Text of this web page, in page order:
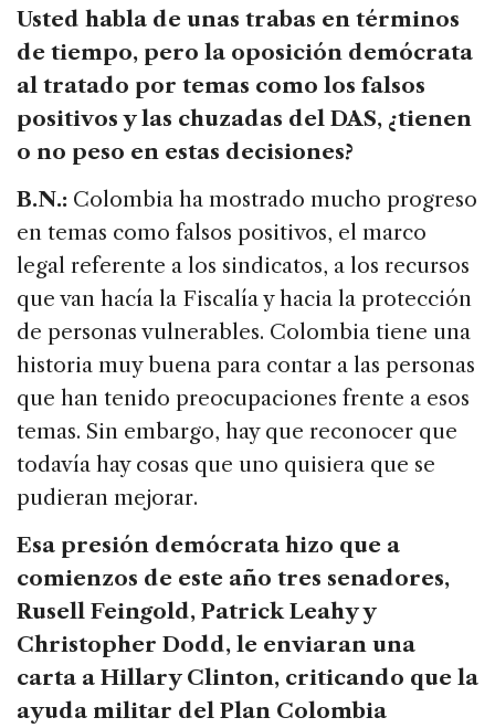
Usted habla de unas trabas en términos
de tiempo, pero la oposición demócrata
al tratado por temas como los falsos
positivos y las chuzadas del DAS, ¿tienen
o no peso en estas decisiones?
B.N.: Colombia ha mostrado mucho progreso
en temas como falsos positivos, el marco
legal referente a los sindicatos, a los recursos
que van hacía la Fiscalía y hacia la protección
de personas vulnerables. Colombia tiene una
historia muy buena para contar a las personas
que han tenido preocupaciones frente a esos
temas. Sin embargo, hay que reconocer que
todavía hay cosas que uno quisiera que se
pudieran mejorar.
Esa presión demócrata hizo que a
comienzos de este año tres senadores,
Rusell Feingold, Patrick Leahy y
Christopher Dodd, le enviaran una
carta a Hillary Clinton, criticando que la
ayuda militar del Plan Colombia